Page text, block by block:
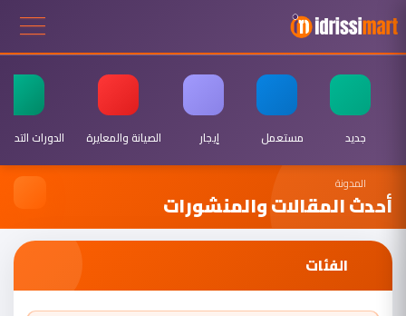
جديد مستعمل إيجار الصيانة والمعايرة الدورات
المدونة
أحدث المقالات والمنشورات
الفئات